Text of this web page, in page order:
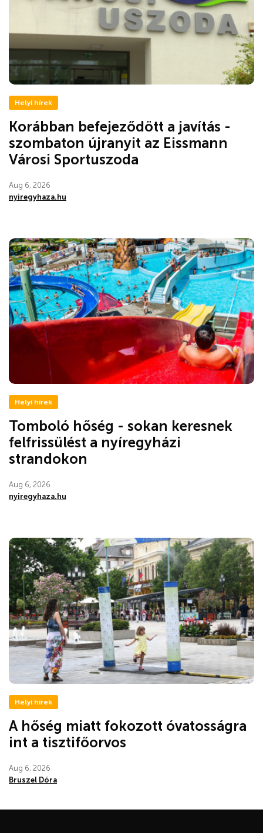
Helyi hírek
Korábban befejeződött a javítás -
szombaton újranyit az Eissmann
Városi Sportuszoda
Aug 6, 2026
nyiregyhaza.hu
Helyi hírek
Tomboló hőség - sokan keresnek
felfrissülést a nyíregyházi
strandokon
Aug 6, 2026
nyiregyhaza.hu
Helyi hírek
A hőség miatt fokozott óvatosságra
int a tisztifőorvos
Aug 6, 2026
Bruszel Dóra